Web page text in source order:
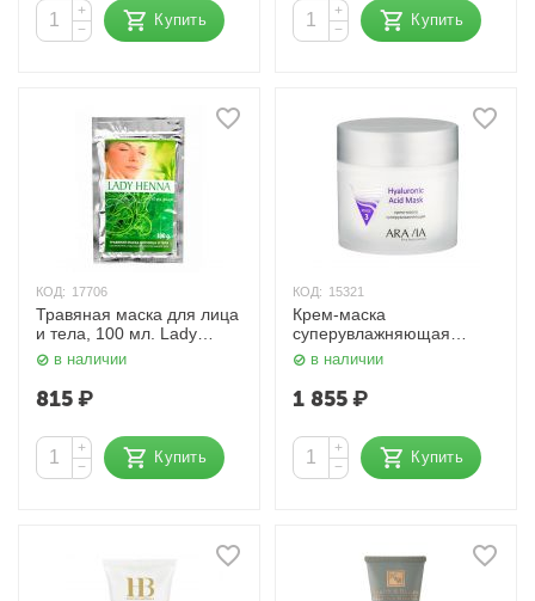
+
−
Купить
+
−
Купить
КОД: 17706
Травяная маска для лица
и тела, 100 мл. Lady
Henna
в наличии
815₽
+
−
Купить
КОД: 15321
Крем-маска
суперувлажняющая
Hyaluronic Acid Mask 300
мл. Aravia
в наличии
1 855₽
+
−
Купить